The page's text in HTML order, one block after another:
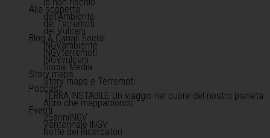
Alla scoperta
dell'Ambiente
dei Terremoti
dei Vulcani
Blog & Canali Social
INGVambiente
INGVterremoti
INGVvulcani
Social Media
Story maps
Story maps e Terremoti
Podcast
TERRA INSTABILE Un viaggio nel cuore del nostro pianeta
Altro che mappamondo
Eventi
25anniINGV
Ventennale INGV
Notte dei Ricercatori